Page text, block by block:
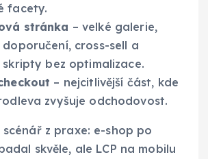
facety.
stránka – velké galerie,
doporučení, cross-sell a
bez optimalizace.
– nejcitlivější část, kde
zvyšuje odchodovost.
z praxe: e-shop po
skvěle, ale LCP na mobilu